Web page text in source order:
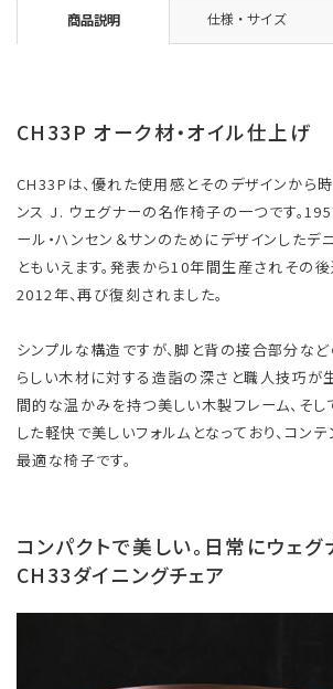
商品説明 仕様・サイズ
CH33P オーク材・オイル仕上げ
CH33Pは、優れた使用感とそのデザインから
ンス J. ウェグナーの名作椅子の一つです。
ール・ハンセン＆サンのためにデザインしたデ
ともいえます。発表から10年間生産されその後
2012年、再び復刻されました。
シンプルな構造ですが、脚と背の接合部分な
らしい木材に対する造詣の深さと職人技巧が
間的な温かみを持つ美しい木製フレーム、そ
した軽快で美しいフォルムとなっており、コン
最適な椅子です。
コンパクトで美しい。日常にウェグ
CH33ダイニングチェア